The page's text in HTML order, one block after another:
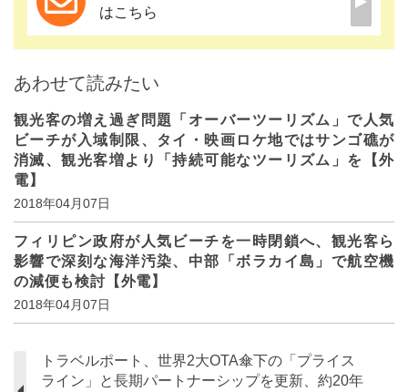
はこちら
あわせて読みたい
観光客の増え過ぎ問題「オーバーツーリズム」で人気
ビーチが入域制限、タイ・映画ロケ地ではサンゴ礁が
消滅、観光客増より「持続可能なツーリズム」を【外
電】
2018年04月07日
フィリピン政府が人気ビーチを一時閉鎖へ、観光客ら
影響で深刻な海洋汚染、中部「ボラカイ島」で航空機
の減便も検討【外電】
2018年04月07日
トラベルポート、世界2大OTA傘下の「プライス
ライン」と長期パートナーシップを更新、約20年